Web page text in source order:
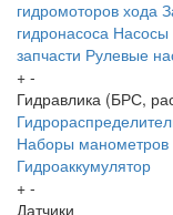
гидромоторов хода
гидронасоса Насосы
запчасти Рулевые
+ -
Гидравлика (БРС,
Наборы манометров
Гидроаккумулятор
+ -
Датчики